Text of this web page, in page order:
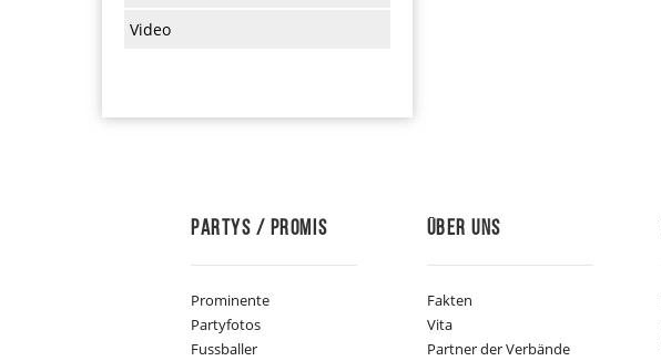
Video
Partys / Promis
Prominente
Partyfotos
Fussballer
Über Uns
Fakten
Vita
Partner der Verbände